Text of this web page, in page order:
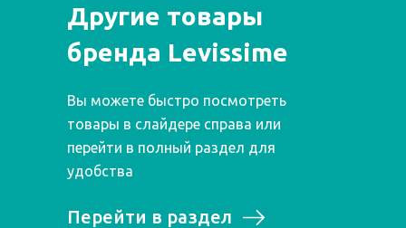
Другие товары
бренда Levissime
Вы можете быстро посмотреть
товары в слайдере справа или
перейти в полный раздел для
удобства
Перейти в раздел